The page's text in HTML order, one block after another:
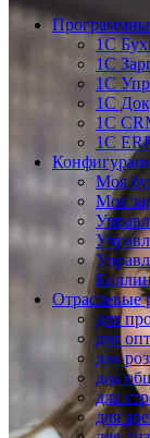
1С
1С
1С
1С
1С
1С
Моя
Моя
Отраслевые
для
для
для
для
для
для